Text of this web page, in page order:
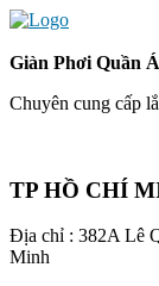
Giàn Phơi Quần
Chuyên cung cấp
TP HỒ CHÍ
Địa chỉ : 382A Lê
Minh